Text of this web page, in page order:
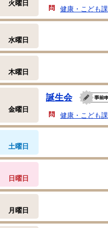
火曜日
健康・こども課
水曜日
木曜日
金曜日
誕生会
健康・こども課
土曜日
日曜日
月曜日